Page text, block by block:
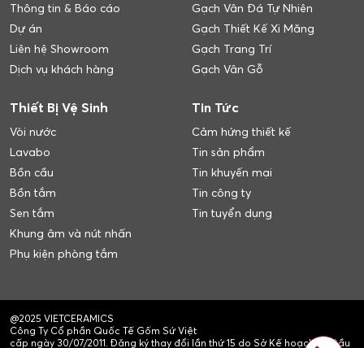
Thông tin & Báo cáo
Dự án
Liên hệ Showroom
Dịch vụ khách hàng
Gạch Vân Đá Tự Nhiên
Gạch Thiết Kế Xi Măng
Gạch Trang Trí
Gạch Vân Gỗ
Thiết Bị Vệ Sinh
Vòi nước
Lavabo
Bồn cầu
Bồn tắm
Sen tắm
Khung âm và nút nhấn
Phụ kiện phòng tắm
Tin Tức
Cảm hứng thiết kế
Tin sản phẩm
Tin khuyến mại
Tin công ty
Tin tuyển dụng
@2025 VIETCERAMICS
Công Ty Cổ phần Quốc Tế Gốm Sứ Việt
cấp ngày 30/07/2011. Đăng ký thay đổi lần thứ 15 do Sở Kế hoạch và Đầu